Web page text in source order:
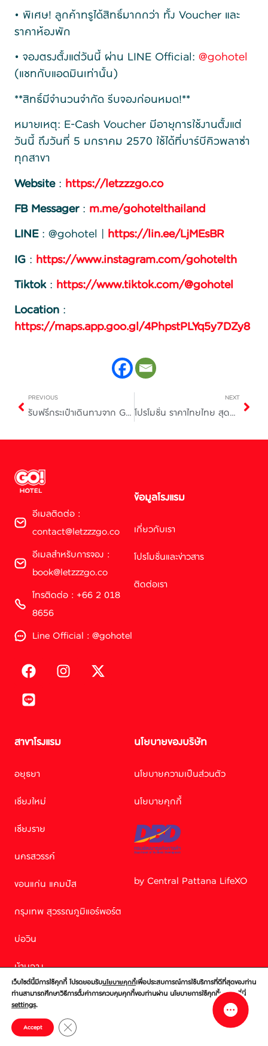
• พิเศษ! ลูกค้าทรูได้สิทธิ์มากกว่า ทั้ง Voucher และ
ราคาห้องพัก
• จองตรงตั้งแต่วันนี้ ผ่าน LINE Official: @gohotel
(แชทกับแอดมินเท่านั้น)
**สิทธิ์มีจำนวนจำกัด รีบจองก่อนหมด!**
หมายเหตุ: E-Cash Voucher มีอายุการใช้งานตั้งแต่
วันนี้ ถึงวันที่ 5 มกราคม 2570 ใช้ได้ที่บาร์บีคิวพลาซ่า
ทุกสาขา
Website: https://letzzzgo.co
FB Messager: m.me/gohotelthailand
LINE: @gohotel | https://lin.ee/LjMEsBR
IG : https://www.instagram.com/gohotelth
Tiktok: https://www.tiktok.com/@gohotel
Location :
https://maps.app.goo.gl/4PhpstPLYq5y7DZy8
PREVIOUS
รับฟรีกระเป๋าเดินทางจาก GO Hotel กรุงเทพฯ สุวรรณภูมิ แอร์พอร์ต
NEXT
โปรโมชั่น ราคาไทยไทย สุดคุ้มที่ GO HOTEL บ่อวิน
อีเมลติดต่อ :
contact@letzzzgo.co
อีเมลสำหรับการจอง :
book@letzzzgo.co
โทรติดต่อ : +66 2 018
8656
Line Official : @gohotel
ข้อมูลโรงแรม
เกี่ยวกับเรา
โปรโมชั่นและข่าวสาร
ติดต่อเรา
สาขาโรงแรม
อยุธยา
เชียงใหม่
เชียงราย
นครสวรรค์
ขอนแก่น แคมปัส
กรุงเทพ สุวรรณภูมิแอร์พอร์ต
บ่อวิน
บ้านฉาง
ศรีราชา
ชลบุรี
นโยบายของบริษัท
นโยบายความเป็นส่วนตัว
นโยบายคุกกี้
by Central Pattana LifeXO
เว็บไซต์นี้มีการใช้คุกกี้ โปรดยอมรับนโยบายคุกกี้เพื่อประสบการณ์การใช้บริการที่ดีที่สุดของท่าน
ท่านสามารถศึกษาวิธีการตั้งค่าการควบคุมคุกกี้ของท่านผ่าน นโยบายการใช้คุกกี้ของเราที่นี่
settings.
Accept Close GDPR Cookie Banner